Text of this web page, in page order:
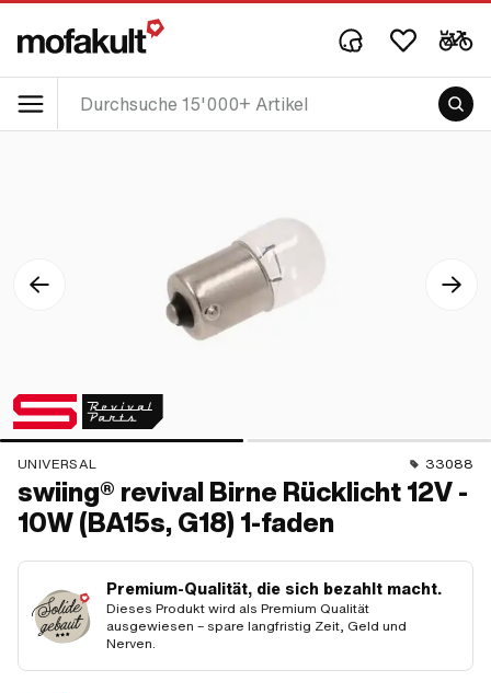
UNIVERSAL 33088
swiing® revival Birne Rücklicht 12V -
10W (BA15s, G18) 1-faden
Premium-Qualität, die sich bezahlt macht.
Dieses Produkt wird als Premium Qualität
ausgewiesen – spare langfristig Zeit, Geld und
Nerven.